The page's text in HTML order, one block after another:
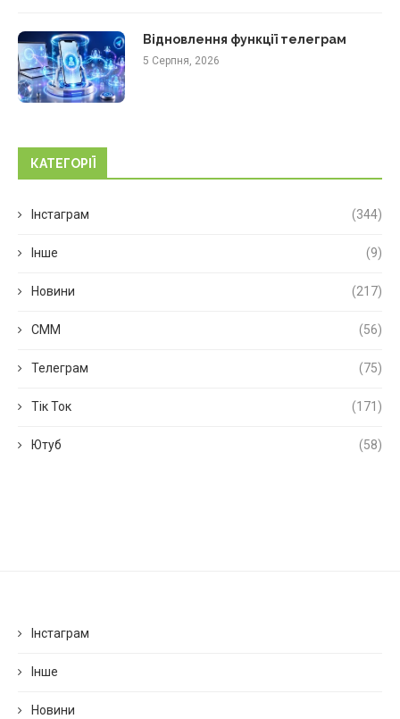
Відновлення функції телеграм
5 Серпня, 2026
КАТЕГОРІЇ
Інстаграм (344)
Інше (9)
Новини (217)
СММ (56)
Телеграм (75)
Тік Ток (171)
Ютуб (58)
Інстаграм
Інше
Новини